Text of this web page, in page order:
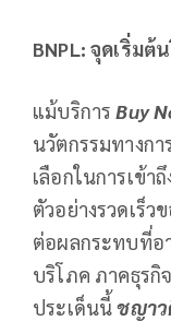
BNPL: จุดเริ่ม
แม้บริการBuy
นวัตกรรมทางก
เลือกในการเข้า
ตัวอย่างรวดเร็ว
ต่อผลกระทบที่อ
บริโภค ภาคธุรกิ
ประเด็นนี้ชญาว